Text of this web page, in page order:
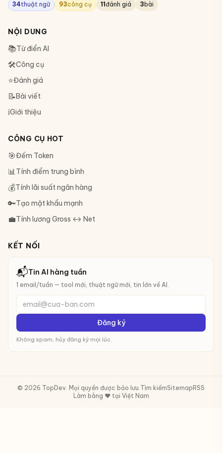
34thuật ngữ 93công cụ 11đánh giá 3 bài
NỘI DUNG
📚Từ điển AI
🛠Công cụ
⭐Đánh giá
📝Bài viết
ℹ️Giới thiệu
CÔNG CỤ HOT
🎯Đếm Token
📊Tính điểm trung bình
💰Tính lãi suất ngân hàng
🔑Tạo mật khẩu mạnh
💼Tính lương Gross ↔ Net
KẾT NỐI
📬Tin AI hàng tuần
1 email/tuần — tool mới, thuật ngữ mới, tin lớn về AI.
email@cua-ban.com
Đăng ký
Không spam, hủy đăng ký mọi lúc.
© 2026 TopDev. Mọi quyền được bảo lưu.Tìm kiếmSitemap RSS
Làm bằng ❤️ tại Việt Nam